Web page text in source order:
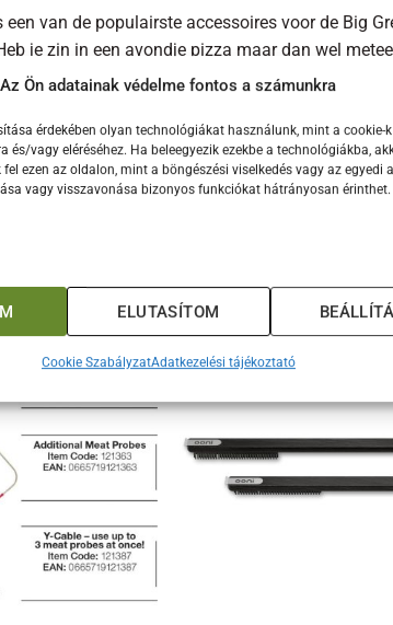
Az Ön adatainak védelme fontos a számunkra
érdekében olyan technológiákat használunk, mint a cookie-
és/vagy eléréséhez. Ha beleegyezik ezekbe a technológiákba,
ezen az oldalon, mint a böngészési viselkedés vagy az egyedi
vagy visszavonása bizonyos funkciókat hátrányosan érinthet.
ELUTASÍTOM
Cookie SzabályzatAdatkezelési tájékoztató
een van de populairste accessoires voor de Big
je zin in een avondje pizza maar dan wel
Stone en je serveert heel eenvoudig een Italiaans
Green Egg egyik legnépszerűbb kiegészítője,
kedved szottyant egy pizzához, de a lehető
Stone sütőkővel, és szolgálj fel
ÚJ